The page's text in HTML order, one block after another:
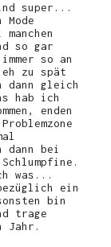
super...
so gar
so an
zu spät
gleich
hab ich
enden
bei
was...
ein
bin
trage
Jahr.